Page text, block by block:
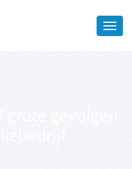
Ik wil meer informatie